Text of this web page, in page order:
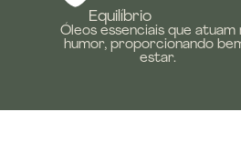
Equilíbrio
Óleos essenciais que atuam
humor, proporcionando
estar.